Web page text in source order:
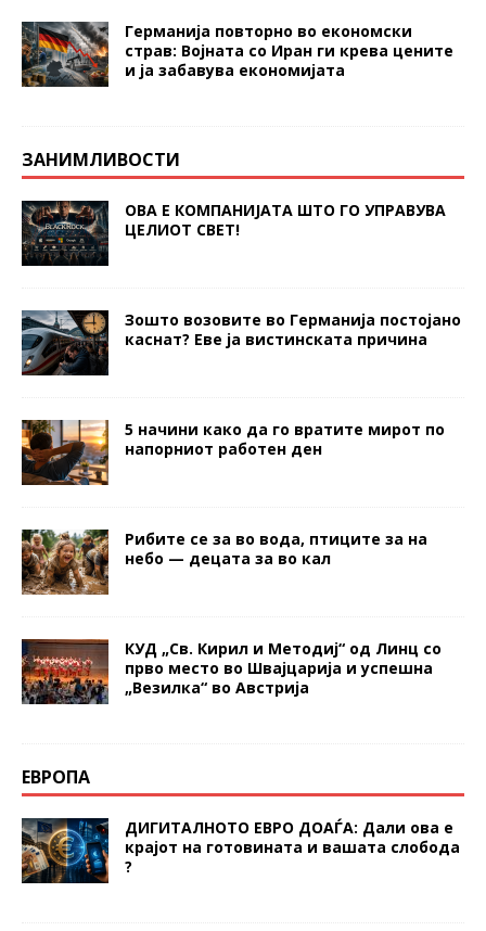
Германија повторно во економски
страв: Војната со Иран ги крева цените
и ја забавува економијата
ЗАНИМЛИВОСТИ
ОВА Е КОМПАНИЈАТА ШТО ГО УПРАВУВА
ЦЕЛИОТ СВЕТ!
Зошто возовите во Германија постојано
каснат? Еве ја вистинската причина
5 начини како да го вратите мирот по
напорниот работен ден
Рибите се за во вода, птиците за на
небо — децата за во кал
КУД „Св. Кирил и Методиј“ од Линц со
прво место во Швајцарија и успешна
„Везилка“ во Австрија
ЕВРОПА
ДИГИТАЛНОТО ЕВРО ДОАЃА: Дали ова е
крајот на готовината и вашата слобода
?